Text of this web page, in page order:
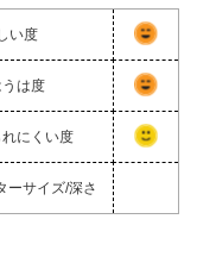
い度
うは度
にくい度
ーサイズ/深さ